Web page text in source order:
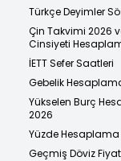
Türkçe Deyimler
Çin Takvimi 2026
Cinsiyeti
İETT Sefer Saatleri
Gebelik
Yükselen Burç
2026
Yüzde Hesaplama
Geçmiş Döviz